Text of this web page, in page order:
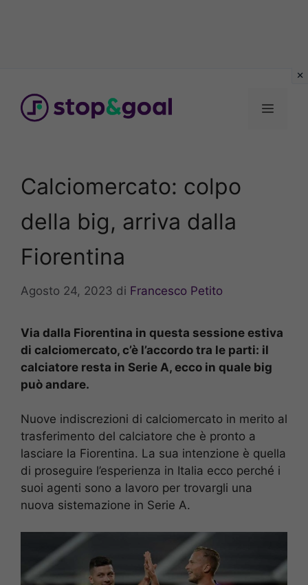
contenuto
Menu
Calciomercato: colpo
della big, arriva dalla
Fiorentina
Agosto 24, 2023 di Francesco Petito
Via dalla Fiorentina in questa sessione estiva
di calciomercato, c’è l’accordo tra le parti: il
calciatore resta in Serie A, ecco in quale big
può andare.
Nuove indiscrezioni di calciomercato in merito al
trasferimento del calciatore che è pronto a
lasciare la Fiorentina. La sua intenzione è quella
di proseguire l’esperienza in Italia ecco perché i
suoi agenti sono a lavoro per trovargli una
nuova sistemazione in Serie A.